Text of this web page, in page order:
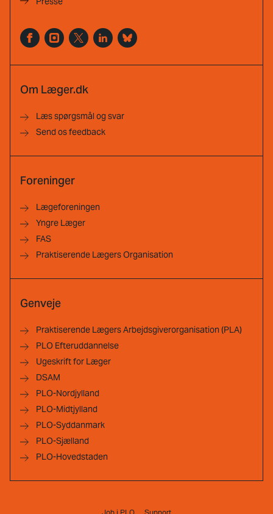
Om Læger.dk
Læs spørgsmål og svar
Send os feedback
Foreninger
Lægeforeningen
Yngre Læger
FAS
Praktiserende Lægers Organisation
Genveje
Praktiserende Lægers Arbejdsgiverorganisation (PLA)
PLO Efteruddannelse
Ugeskrift for Læger
DSAM
PLO-Nordjylland
PLO-Midtjylland
PLO-Syddanmark
PLO-Sjælland
PLO-Hovedstaden